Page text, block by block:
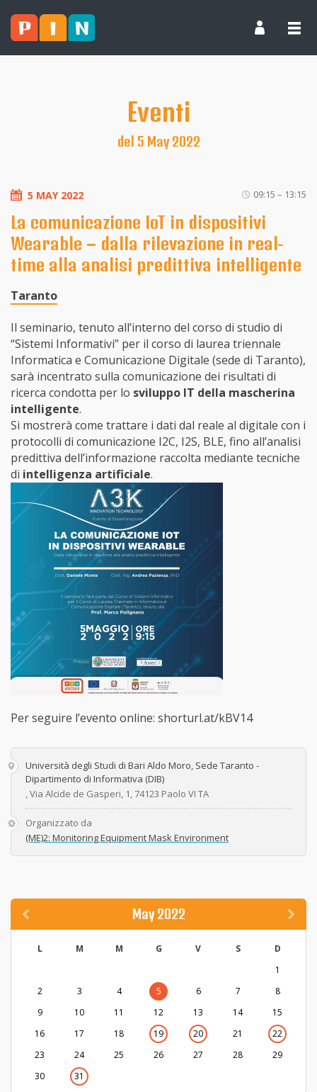
Eventi
del 5 May 2022
5 MAY 2022 09:15 – 13:15
La comunicazione IoT in dispositivi
Wearable – dalla rilevazione in real-
time alla analisi predittiva intelligente
Taranto
Il seminario, tenuto all’interno del corso di studio di
“Sistemi Informativi” per il corso di laurea triennale
Informatica e Comunicazione Digitale (sede di Taranto),
sarà incentrato sulla comunicazione dei risultati di
ricerca condotta per lo sviluppo IT della mascherina
intelligente.
Si mostrerà come trattare i dati dal reale al digitale con i
protocolli di comunicazione I2C, I2S, BLE, fino all’analisi
predittiva dell’informazione raccolta mediante tecniche
di intelligenza artificiale.
Per seguire l’evento online: shorturl.at/kBV14
Università degli Studi di Bari Aldo Moro, Sede Taranto -
Dipartimento di Informativa (DIB)
, Via Alcide de Gasperi, 1, 74123 Paolo VI TA
Organizzato da
(ME)2: Monitoring Equipment Mask Environment
May 2022
L M M G V S
D
1
2
3 4 5 6 7
8
9
10 11 12 13 14
15
16
17 18 19 20 21
22
23
24 25 26 27 28
29
30
31